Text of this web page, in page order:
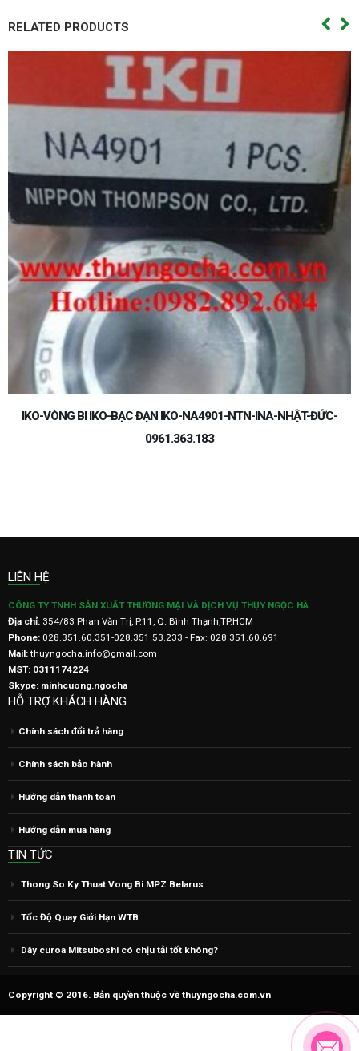
RELATED PRODUCTS
IKO-VÒNG BI IKO-BẠC ĐẠN IKO-NA4901-NTN-INA-NHẬT-ĐỨC-
0961.363.183
LIÊN HỆ:
CÔNG TY TNHH SẢN XUẤT THƯƠNG MẠI VÀ DỊCH VỤ THỤY NGỌC HÀ
Địa chỉ: 354/83 Phan Văn Trị, P.11, Q. Bình Thạnh,TP.HCM
Phone: 028.351.60.351-028.351.53.233 - Fax: 028.351.60.691
Mail:thuyngocha.info@gmail.com
MST: 0311174224
Skype: minhcuong.ngocha
HỖ TRỢ KHÁCH HÀNG
Chính sách đổi trả hàng
Chính sách bảo hành
Hướng dẫn thanh toán
Hướng dẫn mua hàng
TIN TỨC
Thong So Ky Thuat Vong Bi MPZ Belarus
Tốc Độ Quay Giới Hạn WTB
Dây curoa Mitsuboshi có chịu tải tốt không?
Copyright © 2016. Bản quyền thuộc về thuyngocha.com.vn